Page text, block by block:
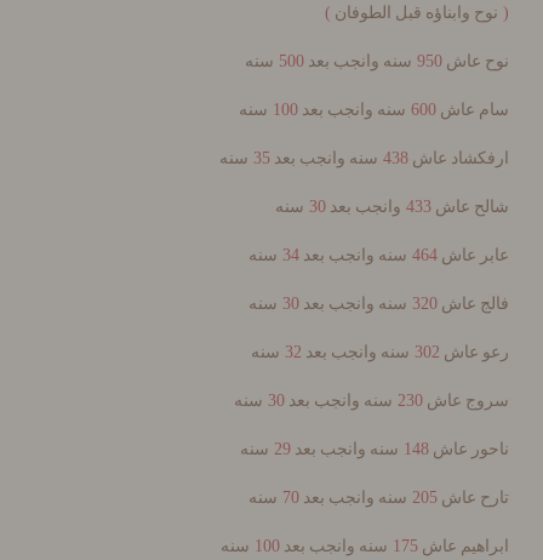
وابناؤه قبل الطوفان
950 سنه وانجب بعد 500 سنه
عاش600 سنه وانجب بعد 100 سنه
عاش438 سنه وانجب بعد 35 سنه
عاش433 وانجب بعد 30 سنه
عاش464 سنه وانجب بعد 34 سنه
عاش320 سنه وانجب بعد 30 سنه
عاش 302 سنه وانجب بعد 32 سنه
عاش 230 سنه وانجب بعد 30 سنه
عاش148 سنه وانجب بعد 29 سنه
عاش205 سنه وانجب بعد 70 سنه
عاش175 سنه وانجب بعد 100 سنه